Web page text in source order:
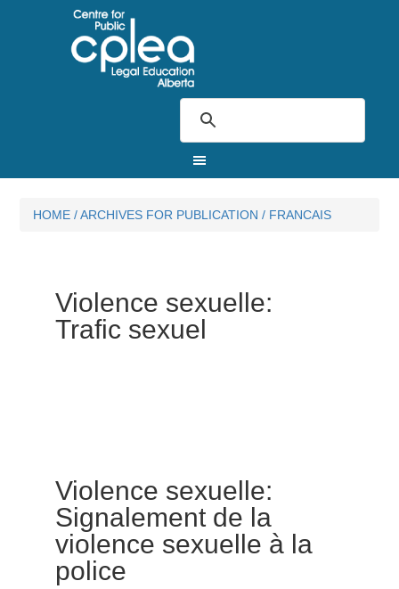
HOME /ARCHIVES FOR PUBLICATION / FRANCAIS
Violence sexuelle:
Trafic sexuel
Violence sexuelle:
Signalement de la
violence sexuelle à la
police